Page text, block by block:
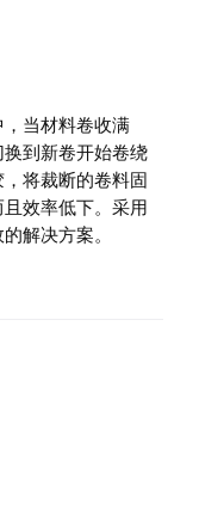
当材料卷收满
到新卷开始卷绕
将裁断的卷料固
效率低下。采用
解决方案。